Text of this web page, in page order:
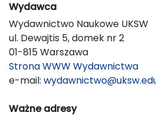
Wydawca
Wydawnictwo Naukowe UKSW
ul. Dewajtis 5, domek nr 2
01-815 Warszawa
Strona WWW Wydawnictwa
e-mail:
Ważne adresy